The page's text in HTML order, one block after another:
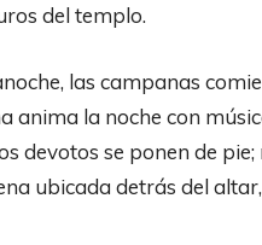
del templo.
las campanas
anima la noche con
devotos se ponen de
ubicada detrás del